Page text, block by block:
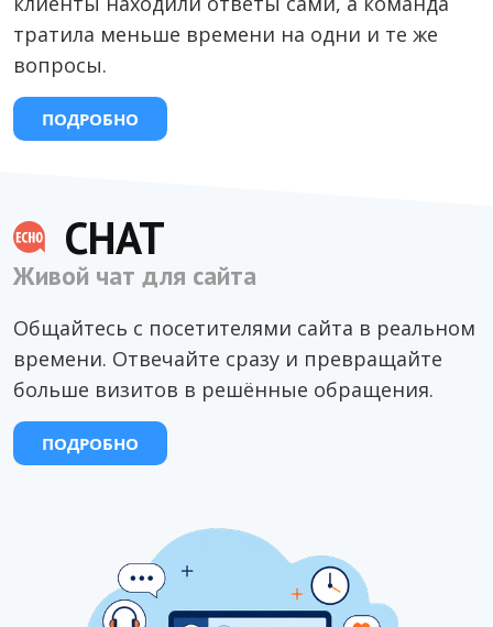
тратила меньше времени на одни и те же
вопросы.
ПОДРОБНО
CHAT
Живой чат для сайта
Общайтесь с посетителями сайта в реальном
времени. Отвечайте сразу и превращайте
больше визитов в решённые обращения.
ПОДРОБНО